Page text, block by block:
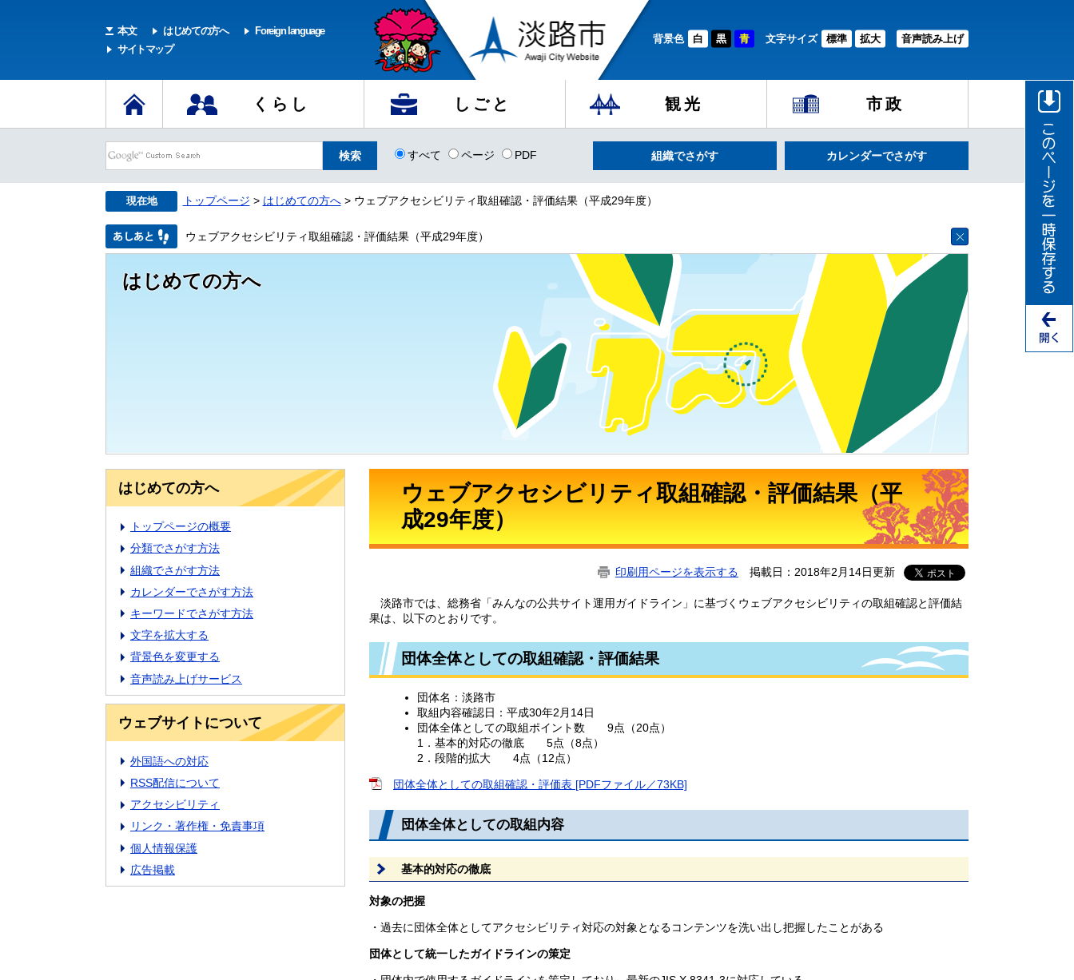
本文 はじめての方へ
Foreign language
サイトマップ
背景色 白 黒 青 文字サイズ 標準 拡大 音声読み上げ
くらし しごと 観光 市政
すべて ページ PDF 組織でさがす カレンダーでさがす
現在地 トップページ > はじめての方へ> ウェブアクセシビリティ取組確認・評価結果（平成29年度）
ウェブアクセシビリティ取組確認・評価結果（平成29年度）
はじめての方へ
はじめての方へ
トップページの概要
分類でさがす方法
組織でさがす方法
カレンダーでさがす方法
キーワードでさがす方法
文字を拡大する
背景色を変更する
音声読み上げサービス
ウェブサイトについて
外国語への対応
RSS配信について
アクセシビリティ
リンク・著作権・免責事項
個人情報保護
広告掲載
ウェブアクセシビリティ取組確認・評価結果（平
成29年度）
印刷用ページを表示する 掲載日：2018年2月14日更新
淡路市では、総務省「みんなの公共サイト運用ガイドライン」に基づくウェブアクセシビリティの取組確認と評価結
果は、以下のとおりです。
団体全体としての取組確認・評価結果
団体名：淡路市
取組内容確認日：平成30年2月14日
団体全体としての取組ポイント数 9点（20点）
1．基本的対応の徹底 5点（8点）
2．段階的拡大 4点（12点）
団体全体としての取組確認・評価表 [PDFファイル／73KB]
団体全体としての取組内容
基本的対応の徹底
対象の把握
・過去に団体全体としてアクセシビリティ対応の対象となるコンテンツを洗い出し把握したことがある
団体として統一したガイドラインの策定